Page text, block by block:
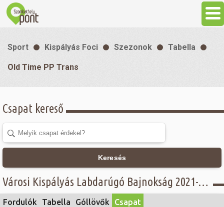
Programok
Gasztronómia
Sport
Sport Kispályás Foci Szezonok Tabella
Old Time PP Trans
Csapat kereső
Keresés
Városi Kispályás Labdarúgó Bajnokság 2021-22 - Öregfiúk csoport, Concordia Üzemanyagkutak Kft. - Old Time PP Trans
Fordulók Tabella Góllövők Csapat